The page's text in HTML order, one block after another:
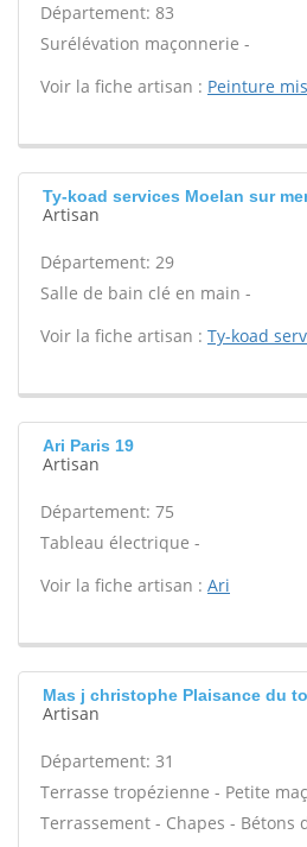
Département: 83
Surélévation maçonnerie -
Voir la fiche artisan : Peinture
Ty-koad services Moelan sur
Artisan
Département: 29
Salle de bain clé en main -
Voir la fiche artisan : Ty-koad
Ari Paris 19
Artisan
Département: 75
Tableau électrique -
Voir la fiche artisan : Ari
Mas j christophe Plaisance du
Artisan
Département: 31
Terrasse tropézienne - Petite
Terrassement - Chapes -